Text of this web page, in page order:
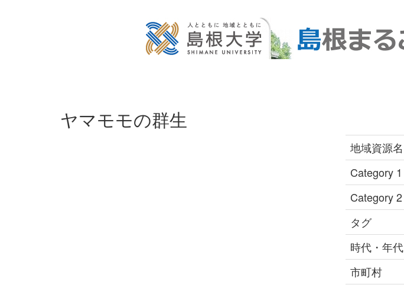
ヤマモモの群生
地域資源名
Category 1
Category 2
タグ
時代・年代
市町村